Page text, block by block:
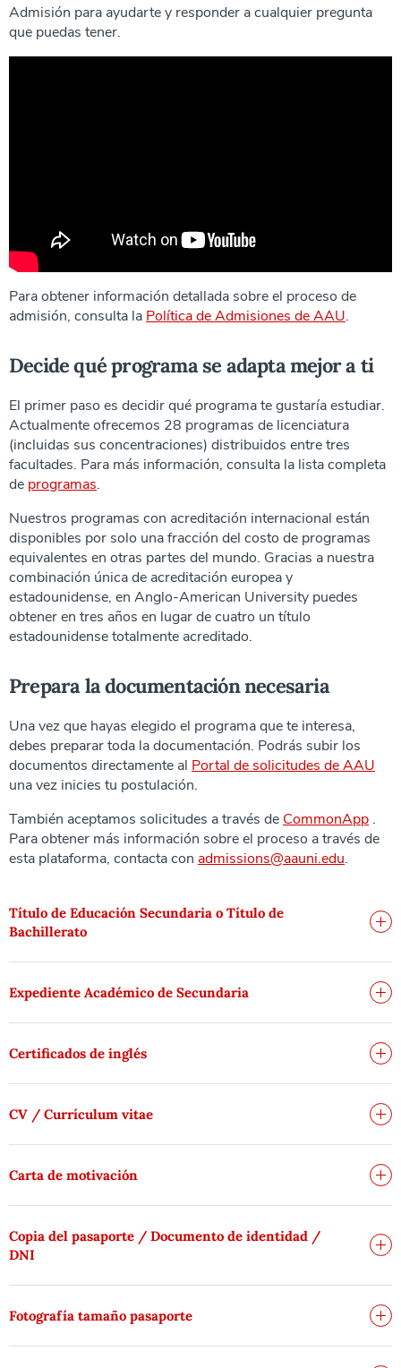
Admisión para ayudarte y responder a cualquier pregunta
que puedas tener.
Para obtener información detallada sobre el proceso de
admisión, consulta la Política de Admisiones de AAU.
Decide qué programa se adapta mejor a ti
El primer paso es decidir qué programa te gustaría estudiar.
Actualmente ofrecemos 28 programas de licenciatura
(incluidas sus concentraciones) distribuidos entre tres
facultades. Para más información, consulta la lista completa
de programas.
Nuestros programas con acreditación internacional están
disponibles por solo una fracción del costo de programas
equivalentes en otras partes del mundo. Gracias a nuestra
combinación única de acreditación europea y
estadounidense, en Anglo-American University puedes
obtener en tres años en lugar de cuatro un título
estadounidense totalmente acreditado.
Prepara la documentación necesaria
Una vez que hayas elegido el programa que te interesa,
debes preparar toda la documentación. Podrás subir los
documentos directamente al Portal de solicitudes de AAU
una vez inicies tu postulación.
También aceptamos solicitudes a través de CommonApp .
Para obtener más información sobre el proceso a través de
esta plataforma, contacta con admissions@aauni.edu.
Título de Educación Secundaria o Título de
Bachillerato
Expediente Académico de Secundaria
Certificados de inglés
CV / Currículum vitae
Carta de motivación
Copia del pasaporte / Documento de identidad /
DNI
Fotografía tamaño pasaporte